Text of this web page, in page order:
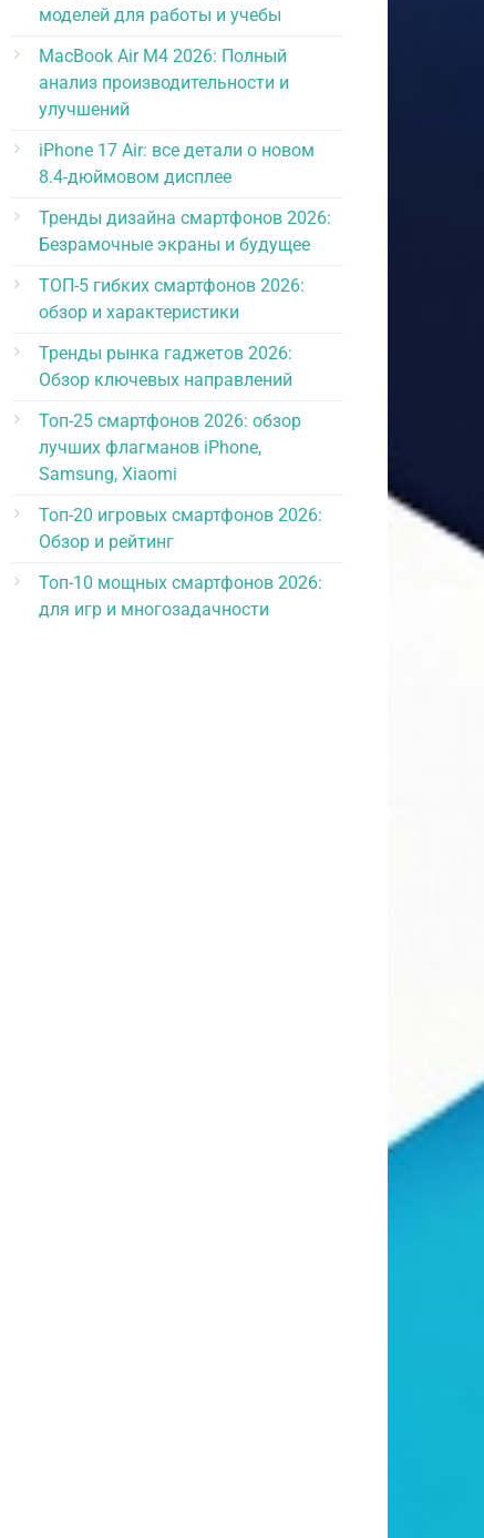
моделей для работы и учебы
MacBook Air M4 2026: Полный
анализ производительности и
улучшений
iPhone 17 Air: все детали о новом
8.4-дюймовом дисплее
Тренды дизайна смартфонов 2026:
Безрамочные экраны и будущее
ТОП-5 гибких смартфонов 2026:
обзор и характеристики
Тренды рынка гаджетов 2026:
Обзор ключевых направлений
Топ-25 смартфонов 2026: обзор
лучших флагманов iPhone,
Samsung, Xiaomi
Топ-20 игровых смартфонов 2026:
Обзор и рейтинг
Топ-10 мощных смартфонов 2026:
для игр и многозадачности